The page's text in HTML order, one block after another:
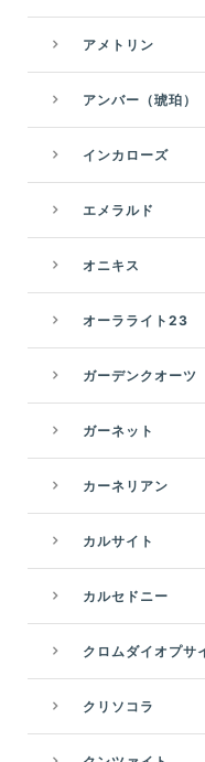
アメトリン
アンバー（琥珀）
インカローズ
エメラルド
オニキス
オーラライト23
ガーデンクオーツ
ガーネット
カーネリアン
カルサイト
カルセドニー
クロムダイオプサ
クリソコラ